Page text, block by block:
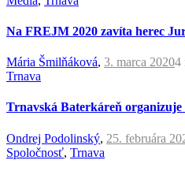
Na FREJM 2020 zavíta herec
Mária Šmilňáková, 3. marca 20204
Trnava
Trnavská Baterkáreň
Ondrej Podolinský, 25. februára
Spoločnosť, Trnava